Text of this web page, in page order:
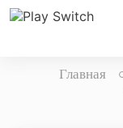
Главная